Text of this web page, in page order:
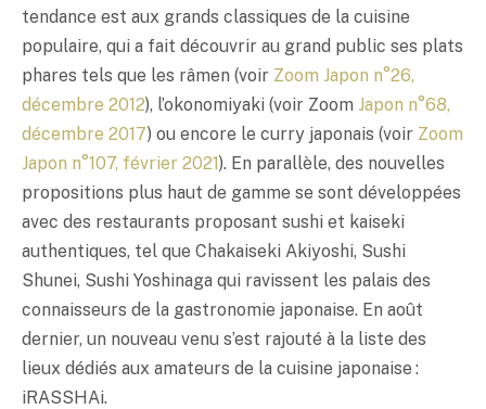
tendance est aux grands classiques de la cuisine
populaire, qui a fait découvrir au grand public ses plats
phares tels que les râmen (voir Zoom Japon n°26,
décembre 2012), l’okonomiyaki (voir Zoom Japon n°68,
décembre 2017) ou encore le curry japonais (voir Zoom
Japon n°107, février 2021). En parallèle, des nouvelles
propositions plus haut de gamme se sont développées
avec des restaurants proposant sushi et kaiseki
authentiques, tel que Chakaiseki Akiyoshi, Sushi
Shunei, Sushi Yoshinaga qui ravissent les palais des
connaisseurs de la gastronomie japonaise. En août
dernier, un nouveau venu s’est rajouté à la liste des
lieux dédiés aux amateurs de la cuisine japonaise :
iRASSHAi.